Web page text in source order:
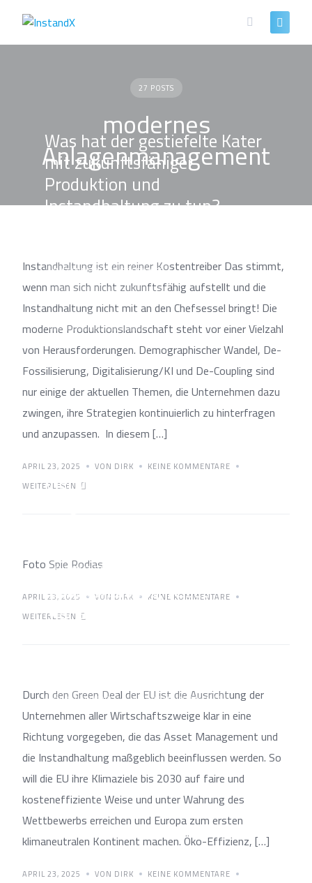
content
27 POSTS
modernes
Anlagenmanagement
INSTANDHALTUNG SERVICES
Was hat der gestiefelte Kater
mit zukunftsfähiger
Produktion und
Instandhaltung zu tun?
Instandhaltung ist ein reiner Kostentreiber Das stimmt,
wenn man sich nicht zukunftsfähig aufstellt und die
Instandhaltung nicht mit an den Chefsessel bringt! Die
moderne Produktionslandschaft steht vor einer Vielzahl
von Herausforderungen. Demographischer Wandel, De-
Fossilisierung, Digitalisierung/KI und De-Coupling sind
nur einige der aktuellen Themen, die Unternehmen dazu
zwingen, ihre Strategien kontinuierlich zu hinterfragen
und anzupassen. In diesem […]
APRIL 23, 2025 VON DIRK
KEINE KOMMENTARE
WEITERLESEN
AUTOMATION & ROBOTIK
SMART MAINTENANCE
Vier Wartungsstrategien im
Foto Spie Rodias
APRIL 23, 2025 VON DIRK
KEINE KOMMENTARE
WEITERLESEN
ÖKO-EFFIZENZ SMART MAINTENANCE
Instandhaltung, Asset
Management und Öko-
Durch den Green Deal der EU ist die Ausrichtung der
Unternehmen aller Wirtschaftszweige klar in eine
Richtung vorgegeben, die das Asset Management und
die Instandhaltung maßgeblich beeinflussen werden. So
will die EU ihre Klimaziele bis 2030 auf faire und
kosteneffiziente Weise und unter Wahrung des
Wettbewerbs erreichen und Europa zum ersten
klimaneutralen Kontinent machen. Öko-Effizienz, […]
APRIL 23, 2025 VON DIRK
KEINE KOMMENTARE